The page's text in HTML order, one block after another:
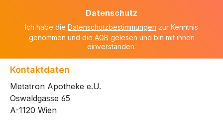
Datenschutz
Ich habe die Datenschutzbestimmungen zur Kenntnis
genommen und die AGB gelesen und bin mit ihnen
einverstanden.
Kontaktdaten
Metatron Apotheke e.U.
Oswaldgasse 65
A-1120 Wien